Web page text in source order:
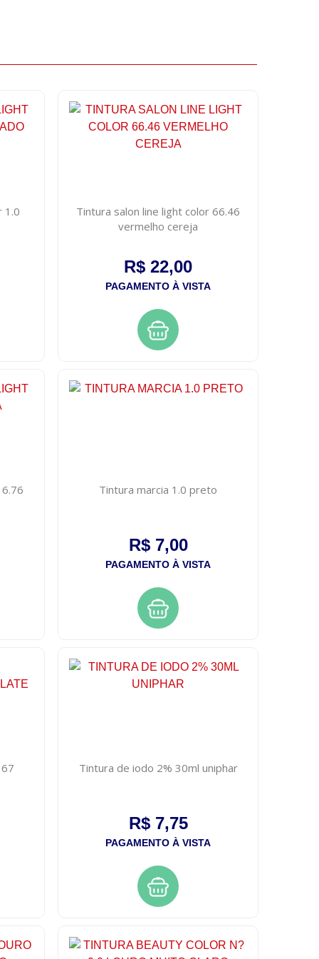
1.0
Tintura salon line light color 66.46
vermelho cereja
R$ 22,00
PAGAMENTO À VISTA
Tintura marcia 1.0 preto
R$ 7,00
PAGAMENTO À VISTA
Tintura de iodo 2% 30ml uniphar
R$ 7,75
PAGAMENTO À VISTA